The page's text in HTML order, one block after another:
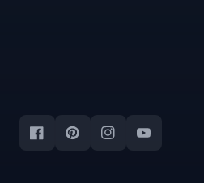
FacebookPinterestInstagramYouTube